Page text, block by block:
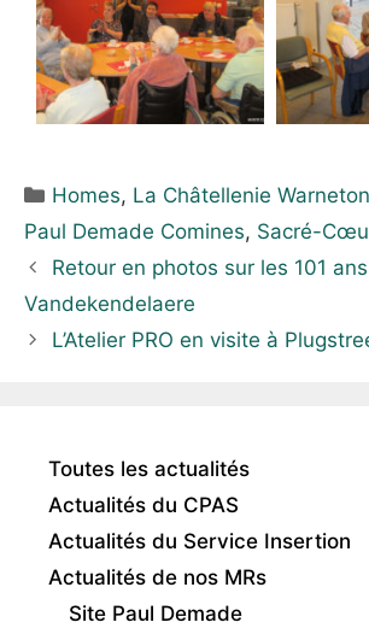
Homes, La Châtellenie Warneton
Paul Demade Comines, Sacré-
Retour en photos sur les 101
Vandekendelaere
L’Atelier PRO en visite à
Toutes les actualités
Actualités du CPAS
Actualités du Service Insertion
Actualités de nos MRs
Site Paul Demade